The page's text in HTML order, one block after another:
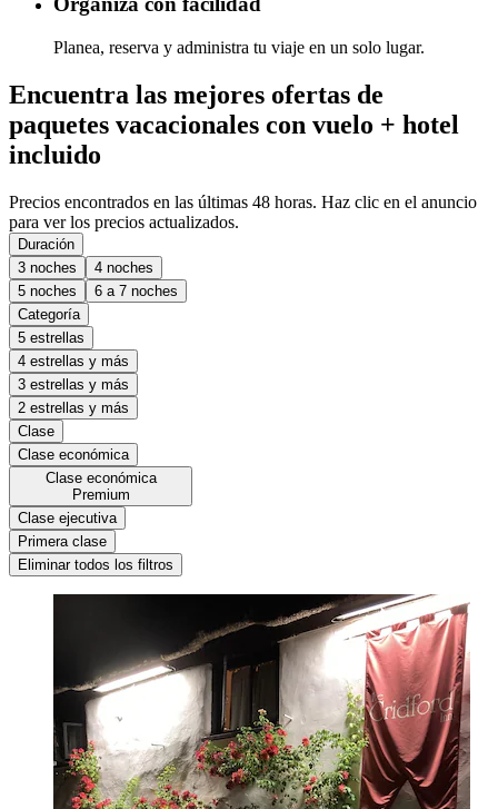
Planea, reserva y administra tu viaje en un solo lugar.
Encuentra las mejores ofertas de
paquetes vacacionales con vuelo + hotel
incluido
Precios encontrados en las últimas 48 horas. Haz clic en el anuncio
para ver los precios actualizados.
Duración
3 noches
4 noches
5 noches
6 a 7 noches
Categoría
5 estrellas
4 estrellas y más
3 estrellas y más
2 estrellas y más
Clase
Clase económica
Clase económica
Premium
Clase ejecutiva
Primera clase
Eliminar todos los filtros